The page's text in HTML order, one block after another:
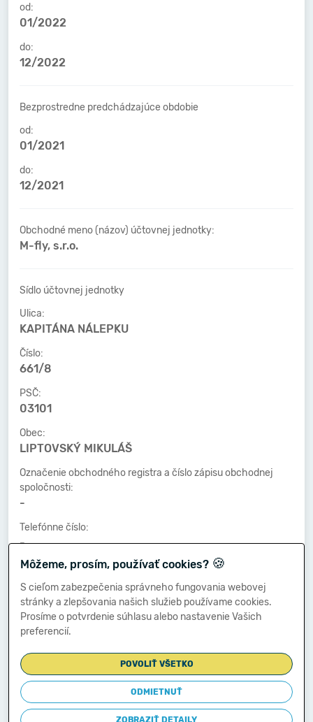
od:
01/2022
do:
12/2022
Bezprostredne predchádzajúce obdobie
od:
01/2021
do:
12/2021
Obchodné meno (názov) účtovnej jednotky:
M-fly, s.r.o.
Sídlo účtovnej jednotky
Ulica:
KAPITÁNA NÁLEPKU
Číslo:
661/8
PSČ:
03101
Obec:
LIPTOVSKÝ MIKULÁŠ
Označenie obchodného registra a číslo zápisu obchodnej
spoločnosti:
-
Telefónne číslo:
-
Faxové číslo:
-
E-mailová adresa:
-
Zostavená dňa:
20.03.2023
Schválená dňa:
Môžeme, prosím, používať cookies? 🍪
S cieľom zabezpečenia správneho fungovania webovej
stránky a zlepšovania našich služieb používame cookies.
Prosíme o potvrdenie súhlasu alebo nastavenie Vašich
preferencií.
POVOLIŤ VŠETKO
ODMIETNUŤ
ZOBRAZIŤ DETAILY